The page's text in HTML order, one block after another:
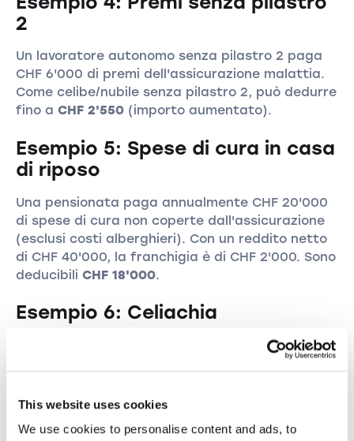
This website uses cookies
We use cookies to personalise content and ads, to
2
Un lavoratore autonomo senza pilastro 2 paga
CHF 6'000 di premi dell'assicurazione malattia.
Come celibe/nubile senza pilastro 2, può dedurre
fino a CHF 2'550(importo aumentato).
Esempio 5: Spese di cura in casa
di riposo
Una pensionata paga annualmente CHF 20'000
di spese di cura non coperte dall'assicurazione
(esclusi costi alberghieri). Con un reddito netto
di CHF 40'000, la franchigia è di CHF 2'000. Sono
deducibili CHF 18'000.
Esempio 6: Celiachia
Una persona con celiachia medicalmente
attestata può dedurre un importo forfettario di
per i costi della dieta.